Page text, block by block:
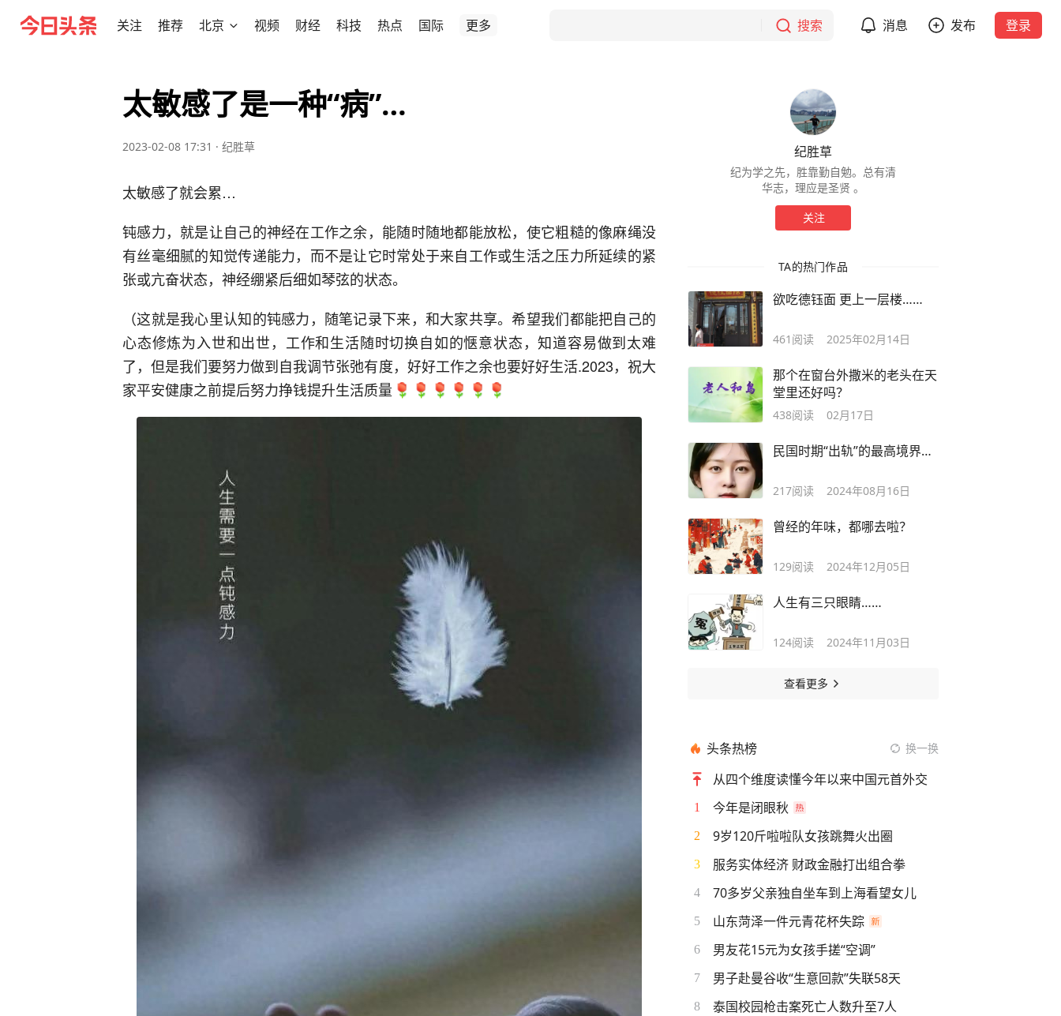
关注 推荐 北京 视频 财经 科技 热点 国际 更多 搜索 消息 发布 登录
太敏感了是一种“病”…
2023-02-08 17:31 · 纪胜草
太敏感了就会累…
钝感力，就是让自己的神经在工作之余，能随时随地都能放松，使它粗糙的像麻绳没
有丝毫细腻的知觉传递能力，而不是让它时常处于来自工作或生活之压力所延续的紧
张或亢奋状态，神经绷紧后细如琴弦的状态。
（这就是我心里认知的钝感力，随笔记录下来，和大家共享。希望我们都能把自己的
心态修炼为入世和出世，工作和生活随时切换自如的惬意状态，知道容易做到太难
了，但是我们要努力做到自我调节张弛有度，好好工作之余也要好好生活.2023，祝大
家平安健康之前提后努力挣钱提升生活质量
纪胜草
纪为学之先，胜靠勤自勉。总有清
华志，理应是圣贤 。
关注
TA的热门作品
欲吃德钰面 更上一层楼……
461 阅读 2025年02月14日
那个在窗台外撒米的老头在天
堂里还好吗？
438阅读 02月17日
民国时期“出轨”的最高境界…
217阅读 2024年08月16日
曾经的年味，都哪去啦？
129阅读 2024年12月05日
人生有三只眼睛……
124阅读 2024年11月03日
查看更多
头条热榜 换一换
从四个维度读懂今年以来中国元首外交
1 今年是闭眼秋
2 9岁120斤啦啦队女孩跳舞火出圈
3 服务实体经济 财政金融打出组合拳
4 70多岁父亲独自坐车到上海看望女儿
5 山东菏泽一件元青花杯失踪
6 男友花15元为女孩手搓“空调”
7 男子赴曼谷收“生意回款”失联58天
8 泰国校园枪击案死亡人数升至7人